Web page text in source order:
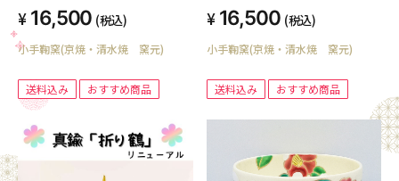
16,500 (税込)
小手鞠窯(京焼・清水焼 窯元)
送料込み おすすめ商品
16,500 (税込)
小手鞠窯(京焼・清水焼 窯元)
送料込み おすすめ商品